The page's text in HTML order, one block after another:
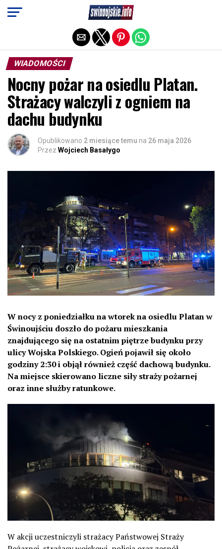
WIADOMOŚCI
Nocny pożar na osiedlu Platan.
Strażacy walczyli z ogniem na
dachu budynku
Opublikowano 2 miesiące temu na 26 maja 2026
Przez Wojciech Basałygo
W nocy z poniedziałku na wtorek na osiedlu Platan w
Świnoujściu doszło do pożaru mieszkania
znajdującego się na ostatnim piętrze budynku przy
ulicy Wojska Polskiego. Ogień pojawił się około
godziny 2:30 i objął również część dachową budynku.
Na miejsce skierowano liczne siły straży pożarnej
oraz inne służby ratunkowe.
W akcji uczestniczyli strażacy Państwowej Straży
Exit mobile version